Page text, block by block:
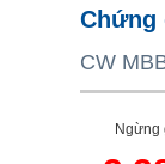
Chứng
CW
Ngừng
BẤT ĐỘNG
TÀI CHÍNH
KINH TẾ